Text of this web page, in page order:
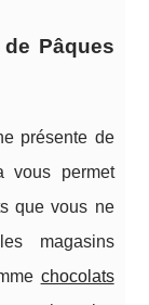
Pâques
présente de
vous permet
que vous ne
magasins
chocolats